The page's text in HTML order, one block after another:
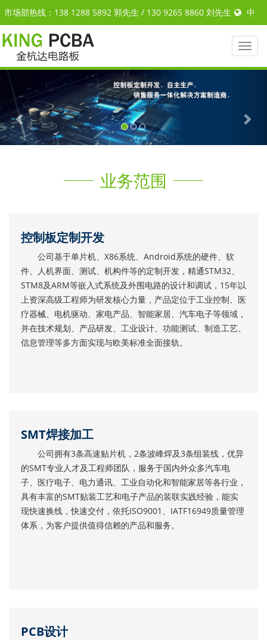
市场部热线：138 1288 5892 郭先生 / 130 9265 8860 刘先生 中
ENGLISH
Toggle
业务范围
控制板定制开发
公司基于单片机、X86系统、Android系统的硬件、软
件、人机界面、测试、机构件等的定制开发，精通STM32、
STM8及ARM等嵌入式系统及外围电路的设计和调试，15年以
上资深高级工程师为研发核心力量，产品定位于工业控制、医
疗器械、电机驱动、家电产品、智能家居、汽车电子等领域，
并在技术规划、产品研发、工业设计、功能测试、制造工艺、
信息管理等多方面实现与欧美标准全面接轨。
SMT焊接加工
公司拥有3条高速贴片机，2条波峰焊及3条组装线，优异
的SMT专业人才及工程师团队，服务于国内外众多汽车电
子、医疗电子、电力通讯、工业自动化和智能家居等各行业，
具有丰富的SMT贴装工艺和电子产品的装联实践经验，能实
现快速换线，快速交付，依托ISO9001、IATF16949质量管理
体系，为客户提供值得信赖的产品和服务。
PCB设计